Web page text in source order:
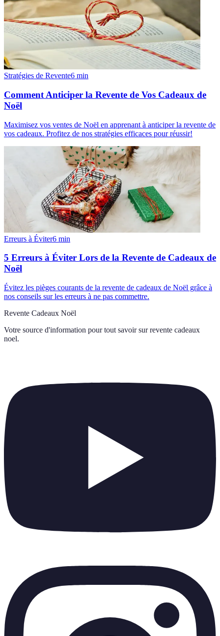
Stratégies de Revente6 min
Comment Anticiper la Revente de Vos Cadeaux de
Noël
Maximisez vos ventes de Noël en apprenant à anticiper la revente de
vos cadeaux. Profitez de nos stratégies efficaces pour réussir!
Erreurs à Éviter6 min
5 Erreurs à Éviter Lors de la Revente de Cadeaux de
Noël
Évitez les pièges courants de la revente de cadeaux de Noël grâce à
nos conseils sur les erreurs à ne pas commettre.
Revente Cadeaux Noël
Votre source d'information pour tout savoir sur revente cadeaux
noel.